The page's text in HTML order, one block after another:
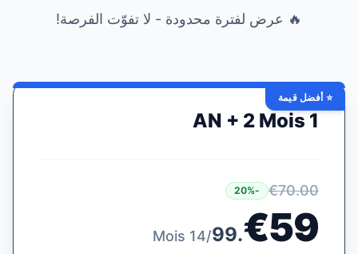
🔥 عرض لفترة محدودة - لا تفوّت الفرصة!
⭐ أفضل قيمة
1 AN + 2 Mois
€70.00
-20%
€59
.99
/14 Mois